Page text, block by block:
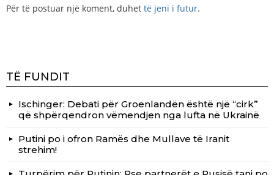
Për të postuar një koment, duhet të jeni i futur.
TË FUNDIT
Ischinger: Debati për Groenlandën është një “cirk”
që shpërqendron vëmendjen nga lufta në Ukrainë
Putini po i ofron Ramës dhe Mullave të Iranit
strehim!